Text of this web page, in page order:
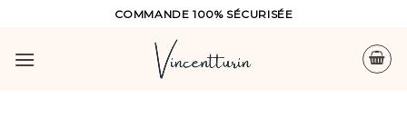
content
COMMANDE 100% SÉCURISÉE